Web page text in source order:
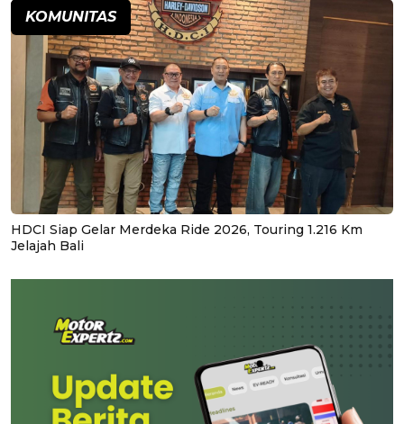
KOMUNITAS
HDCI Siap Gelar Merdeka Ride 2026, Touring 1.216 Km
Jelajah Bali